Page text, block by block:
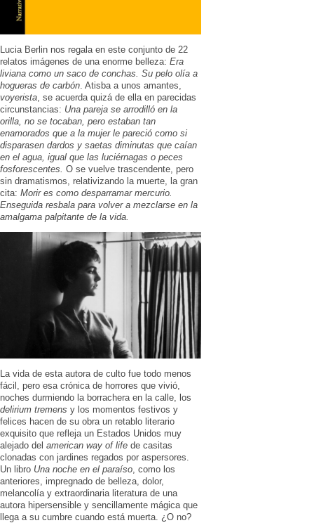
Lucia Berlin nos regala en este conjunto de 22
relatos imágenes de una enorme belleza: Era
liviana como un saco de conchas. Su pelo olía a
hogueras de carbón . Atisba a unos amantes,
voyerista , se acuerda quizá de ella en parecidas
circunstancias: Una pareja se arrodilló en la
orilla, no se tocaban, pero estaban tan
enamorados que a la mujer le pareció como si
disparasen dardos y saetas diminutas que caían
en el agua, igual que las luciérnagas o peces
fosforescentes. O se vuelve trascendente, pero
sin dramatismos, relativizando la muerte, la gran
cita: Morir es como desparramar mercurio.
Enseguida resbala para volver a mezclarse en la
amalgama palpitante de la vida.
La vida de esta autora de culto fue todo menos
fácil, pero esa crónica de horrores que vivió,
noches durmiendo la borrachera en la calle, los
delirium tremens y los momentos festivos y
felices hacen de su obra un retablo literario
exquisito que refleja un Estados Unidos muy
alejado del american way of life de casitas
clonadas con jardines regados por aspersores.
Un libro Una noche en el paraíso , como los
anteriores, impregnado de belleza, dolor,
melancolía y extraordinaria literatura de una
autora hipersensible y sencillamente mágica que
llega a su cumbre cuando está muerta. ¿O no?